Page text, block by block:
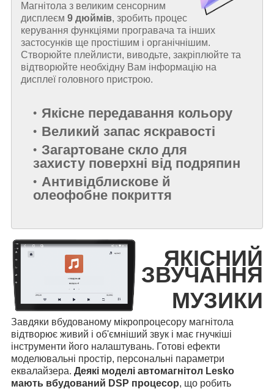
Магнітола з великим сенсорним
дисплеєм 9 дюймів, зробить процес
керування функціями програвача та інших
застосунків ще простішим і органічнішим.
Створюйте плейлисти, виводьте, закріплюйте та
відтворюйте необхідну Вам інформацію на
дисплеї головного пристрою.
Якісне передавання кольору
Великий запас яскравості
Загартоване скло для
захисту поверхні від подряпин
Антивідблискове й
олеофобне покриття
ЯКІСНИЙ
ЗВУЧАННЯ
МУЗИКИ
Завдяки вбудованому мікропроцесору магнітола
відтворює живий і об'ємніший звук і має гнучкіші
інструменти його налаштувань. Готові ефекти
моделювальні простір, персональні параметри
еквалайзера. Деякі моделі автомагнітол Lesko
мають вбудований DSP процесор, що робить